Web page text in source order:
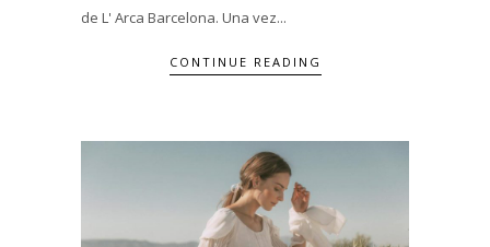
de L' Arca Barcelona. Una vez...
CONTINUE READING